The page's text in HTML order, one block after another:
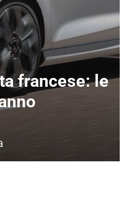
NOTIZIE
Ferrari nel